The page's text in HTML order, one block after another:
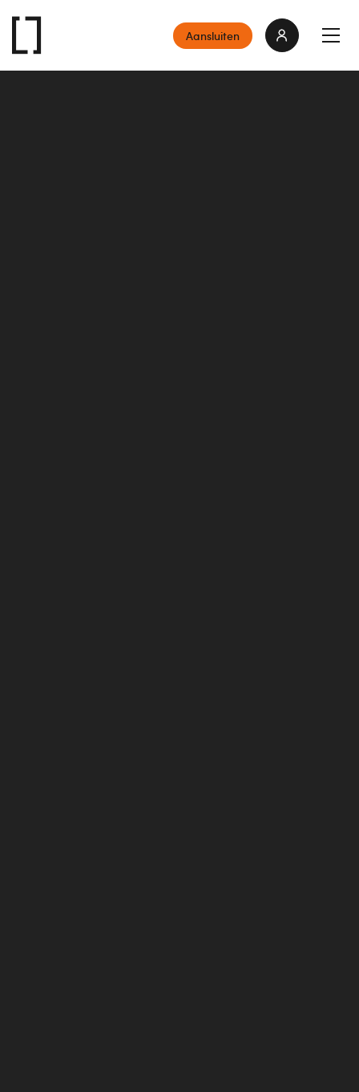
Aansluiten